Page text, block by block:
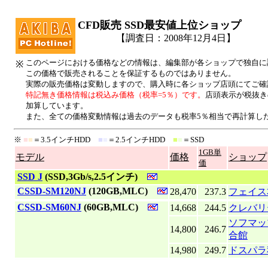
CFD販売 SSD最安値上位ショップ
【調査日：2008年12月4日】
※ このページにおける価格などの情報は、編集部が各ショップで独自
この価格で販売されることを保証するものではありません。
実際の販売価格は変動しますので、購入時に各ショップ店頭にてご
特記無き価格情報は税込み価格（税率=5％）です。 店頭表示が税抜
加算しています。
また、全ての価格変動情報は過去のデータも税率5％相当で再計算し
※ ■■ ＝3.5インチHDD ■ ＝2.5インチHDD ■■ ＝SSD
モデル 価格
1GB単
価
ショップ
SSD J (SSD,3Gb/s,2.5インチ)
CSSD-SM120NJ (120GB,MLC) 28,470 237.3 フェイ
CSSD-SM60NJ (60GB,MLC) 14,668 244.5 クレバ
14,800 246.7
ソフマ
合館
14,980
249.7 ドスパ